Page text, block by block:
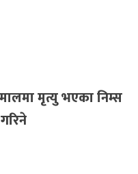
मृत्यु भएका निम्स